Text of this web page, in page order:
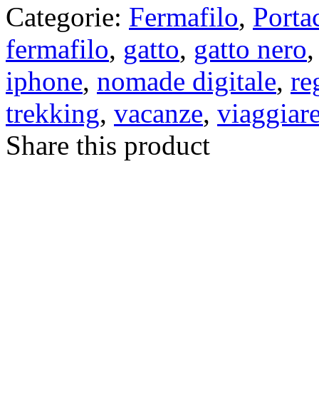
Categorie: Fermafilo,
fermafilo, gatto, gatto nero
iphone, nomade digitale,
trekking, vacanze,
Share this product